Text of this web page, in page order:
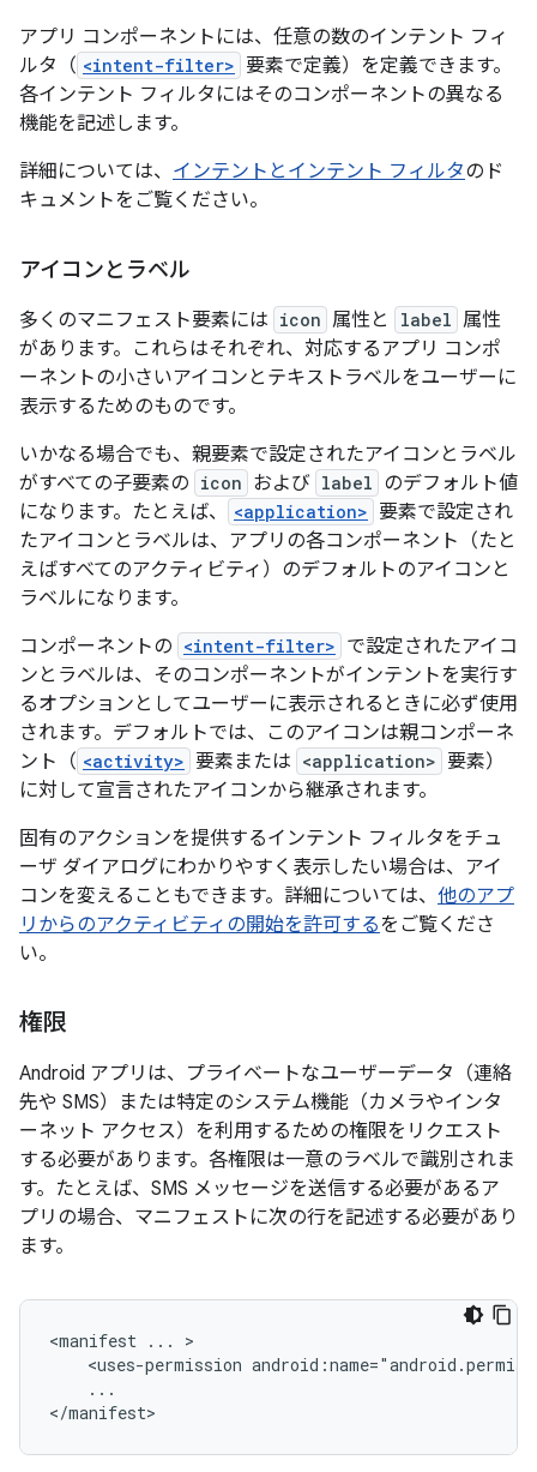
アプリ コンポーネントには、任意の数のインテント フィ
ルタ（ <intent-filter> 要素で定義）を定義できます。
各インテント フィルタにはそのコンポーネントの異なる
機能を記述します。
詳細については、 インテントとインテント フィルタのド
キュメントをご覧ください。
アイコンとラベル
多くのマニフェスト要素には icon 属性と label 属性
があります。これらはそれぞれ、対応するアプリ コンポ
ーネントの小さいアイコンとテキストラベルをユーザーに
表示するためのものです。
いかなる場合でも、親要素で設定されたアイコンとラベル
がすべての子要素の icon および label のデフォルト値
になります。たとえば、
<application> 要素で設定され
たアイコンとラベルは、アプリの各コンポーネント（たと
えばすべてのアクティビティ）のデフォルトのアイコンと
ラベルになります。
コンポーネントの <intent-filter> で設定されたアイコ
ンとラベルは、そのコンポーネントがインテントを実行す
るオプションとしてユーザーに表示されるときに必ず使用
されます。デフォルトでは、このアイコンは親コンポーネ
ント（ <activity> 要素または <application> 要素）
に対して宣言されたアイコンから継承されます。
固有のアクションを提供するインテント フィルタをチュ
ーザ ダイアログにわかりやすく表示したい場合は、アイ
コンを変えることもできます。詳細については、 他のアプ
リからのアクティビティの開始を許可するをご覧くださ
い。
権限
Android アプリは、プライベートなユーザーデータ（連絡
先や SMS）または特定のシステム機能（カメラやインタ
ーネット アクセス）を利用するための権限をリクエスト
する必要があります。各権限は一意のラベルで識別されま
す。たとえば、SMS メッセージを送信する必要があるア
プリの場合、マニフェストに次の行を記述する必要があり
ます。
<manifest ...
<uses-permission
...
</manifest>